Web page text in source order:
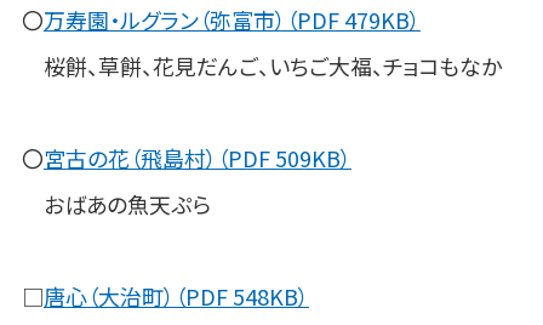
〇万寿園・ルグラン（弥富市）（PDF 479KB）
桜餅、草餅、花見だんご、いちご大福、チョコもなか
〇宮古の花（飛島村）（PDF 509KB）
おばあの魚天ぷら
□唐心（大治町）（PDF 548KB）